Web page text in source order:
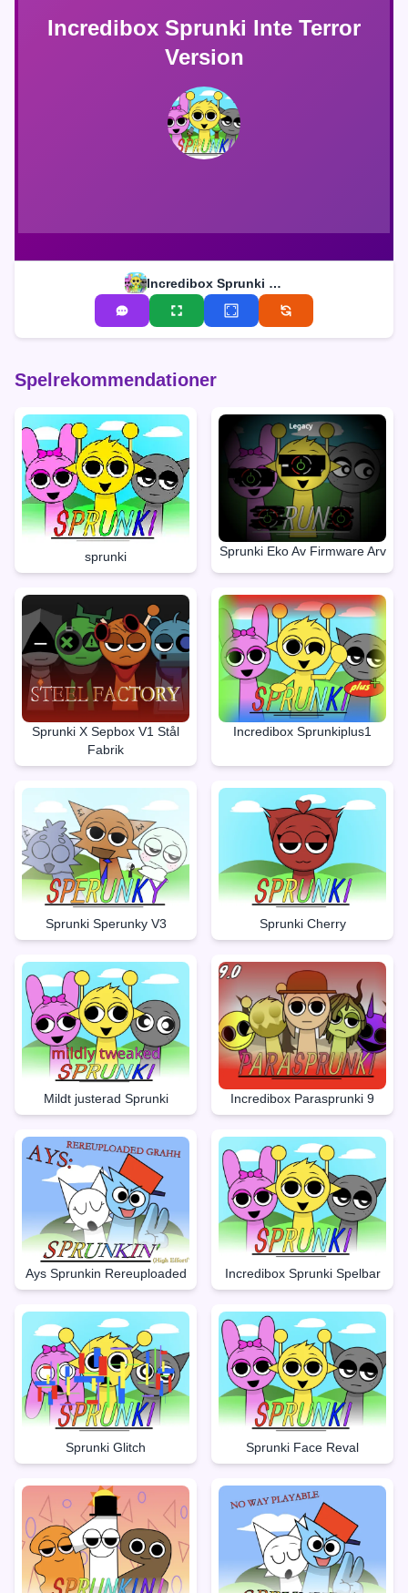
Incredibox Sprunki Inte Terror
Version
Incredibox Sprunki Inte Terror Version
Spelrekommendationer
sprunki Sprunki Eko Av Firmware Arv
Sprunki X Sepbox V1 Stål
Fabrik
Incredibox Sprunkiplus1
Sprunki Sperunky V3 Sprunki Cherry
Mildt justerad Sprunki Incredibox Parasprunki 9
Ays Sprunkin Rereuploaded Incredibox Sprunki Spelbar
Sprunki Glitch Sprunki Face Reval